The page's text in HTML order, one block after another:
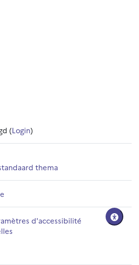
(Login)
thema
d'accessibilité